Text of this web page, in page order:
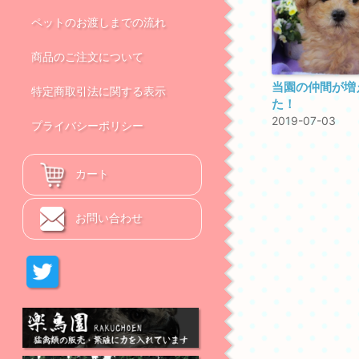
ペットのお渡しまでの流れ
商品のご注文について
特定商取引法に関する表示
プライバシーポリシー
カート
お問い合わせ
当園の仲間が増
た！
2019-07-03